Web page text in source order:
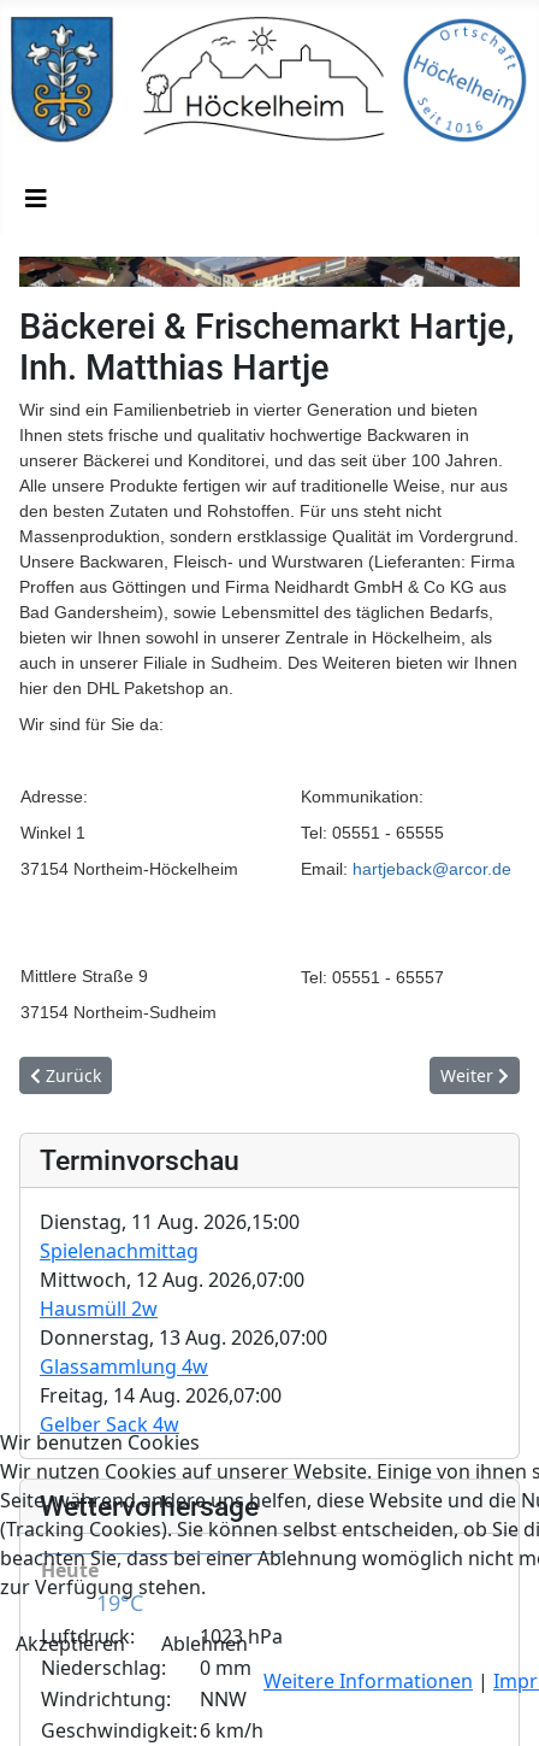
Bäckerei & Frischemarkt Hartje,
Inh. Matthias Hartje
Wir sind ein Familienbetrieb in vierter Generation und bieten
Ihnen stets frische und qualitativ hochwertige Backwaren in
unserer Bäckerei und Konditorei, und das seit über 100 Jahren.
Alle unsere Produkte fertigen wir auf traditionelle Weise, nur aus
den besten Zutaten und Rohstoffen. Für uns steht nicht
Massenproduktion, sondern erstklassige Qualität im Vordergrund.
Unsere Backwaren, Fleisch- und Wurstwaren (Lieferanten: Firma
Proffen aus Göttingen und Firma Neidhardt GmbH & Co KG aus
Bad Gandersheim), sowie Lebensmittel des täglichen Bedarfs,
bieten wir Ihnen sowohl in unserer Zentrale in Höckelheim, als
auch in unserer Filiale in Sudheim. Des Weiteren bieten wir Ihnen
hier den DHL Paketshop an.
Wir sind für Sie da:
Adresse:
Winkel 1
37154 Northeim-Höckelheim
Kommunikation:
Tel: 05551 - 65555
Email: hartjeback@arcor.de
Mittlere Straße 9
37154 Northeim-Sudheim
Tel: 05551 - 65557
Vorheriger Beitrag: Ferienwohnung Turmblick
Zurück Nächster
Weiter
Terminvorschau
Dienstag, 11 Aug. 2026,15:00
Spielenachmittag
Mittwoch, 12 Aug. 2026,07:00
Hausmüll 2w
Donnerstag, 13 Aug. 2026,07:00
Glassammlung 4w
Freitag, 14 Aug. 2026,07:00
Gelber Sack 4w
Wettervorhersage
Heute
19°C
Luftdruck:
1023 hPa
Niederschlag:
0 mm
Windrichtung:
NNW
Geschwindigkeit:6 km/h
Wir benutzen Cookies
Wir nutzen Cookies auf unserer Website. Einige von
Seite, während andere uns helfen, diese Website und die
(Tracking Cookies). Sie können selbst entscheiden, ob Sie
beachten Sie, dass bei einer Ablehnung womöglich nicht
zur Verfügung stehen.
Akzeptieren
Ablehnen
Weitere Informationen |